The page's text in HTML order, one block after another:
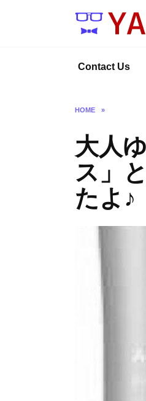
Contact Us
HOME »
大人
ス」
たよ